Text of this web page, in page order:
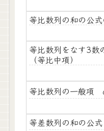
等比数列の和の公
等比数列をなす3数
（等比中項）
等比数列の一般項
等差数列の和の公